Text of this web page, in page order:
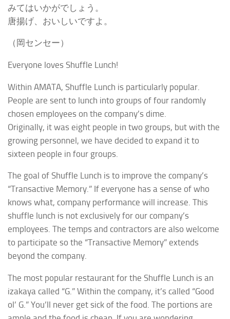
みてはいかがでしょう。
唐揚げ、おいしいですよ。
（岡センセー）
Everyone loves Shuffle Lunch!
Within AMATA, Shuffle Lunch is particularly popular.
People are sent to lunch into groups of four randomly
chosen employees on the company’s dime.
Originally, it was eight people in two groups, but with the
growing personnel, we have decided to expand it to
sixteen people in four groups.
The goal of Shuffle Lunch is to improve the company’s
“Transactive Memory.” If everyone has a sense of who
knows what, company performance will increase. This
shuffle lunch is not exclusively for our company’s
employees. The temps and contractors are also welcome
to participate so the “Transactive Memory” extends
beyond the company.
The most popular restaurant for the Shuffle Lunch is an
izakaya called “G.” Within the company, it’s called “Good
ol’ G.” You’ll never get sick of the food. The portions are